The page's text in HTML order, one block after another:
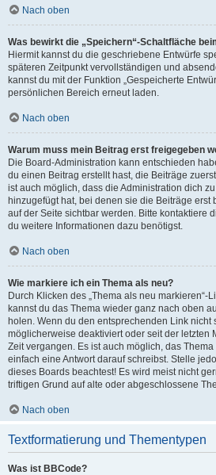
Nach oben
Was bewirkt die „Speichern“-Schaltfläche
Hiermit kannst du die geschriebene Entwürfe
späteren Zeitpunkt vervollständigen und
kannst du mit der Funktion „Gespeicherte
persönlichen Bereich erneut laden.
Nach oben
Warum muss mein Beitrag erst freigegeben
Die Board-Administration kann entschieden
du einen Beitrag erstellt hast, die Beiträge
ist auch möglich, dass die Administration dich
hinzugefügt hat, bei denen sie die Beiträge erst
auf der Seite sichtbar werden. Bitte kontaktiere
du weitere Informationen dazu benötigst.
Nach oben
Wie markiere ich ein Thema als neu?
Durch Klicken des „Thema als neu markieren“-
kannst du das Thema wieder ganz nach oben
holen. Wenn du den entsprechenden Link nicht
möglicherweise deaktiviert oder seit der letzten
Zeit vergangen. Es ist auch möglich, das
einfach eine Antwort darauf schreibst. Stelle
dieses Boards beachtest! Es wird meist nicht
triftigen Grund auf alte oder abgeschlossene
Nach oben
Textformatierung und Thementypen
Was ist BBCode?